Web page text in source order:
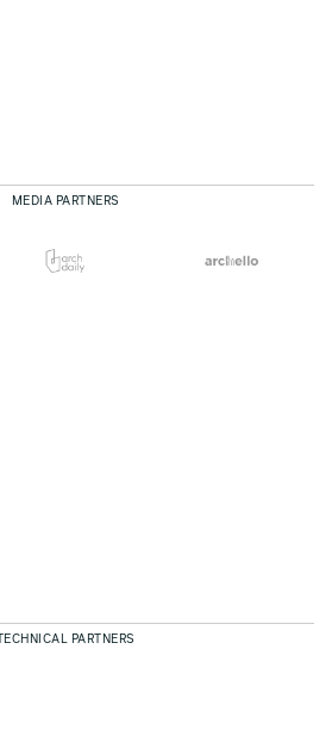
MEDIA PARTNERS
TECHNICAL PARTNERS